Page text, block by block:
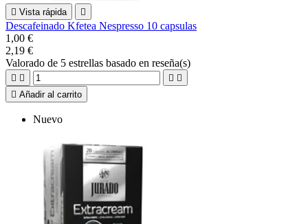
 Vista rápida 
Descafeinado Kfetea Nespresso 10 capsulas
1,00 €
2,19 €
Valorado de 5 estrellas basado en reseña(s)
   
 Añadir al carrito
Nuevo